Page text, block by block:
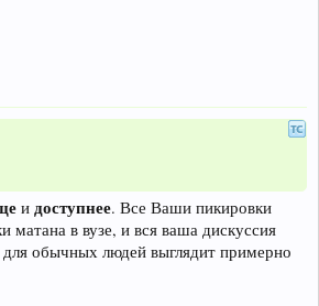
и доступнее. Все Ваши пикировки
матана в вузе, и вся ваша дискуссия
обычных людей выглядит примерно